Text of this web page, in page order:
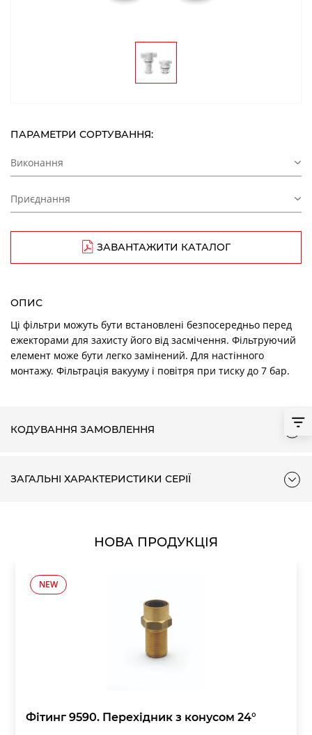
ПАРАМЕТРИ СОРТУВАННЯ:
Виконання
Приєднання
ЗАВАНТАЖИТИ КАТАЛОГ
ОПИС
Ці фільтри можуть бути встановлені безпосередньо перед
ежекторами для захисту його від засмічення. Фільтруючий
елемент може бути легко замінений. Для настінного
монтажу. Фільтрація вакууму і повітря при тиску до 7 бар.
КОДУВАННЯ ЗАМОВЛЕННЯ
ЗАГАЛЬНІ ХАРАКТЕРИСТИКИ СЕРІЇ
НОВА ПРОДУКЦІЯ
NEW
Фітинг 9590. Перехідник з конусом 24°